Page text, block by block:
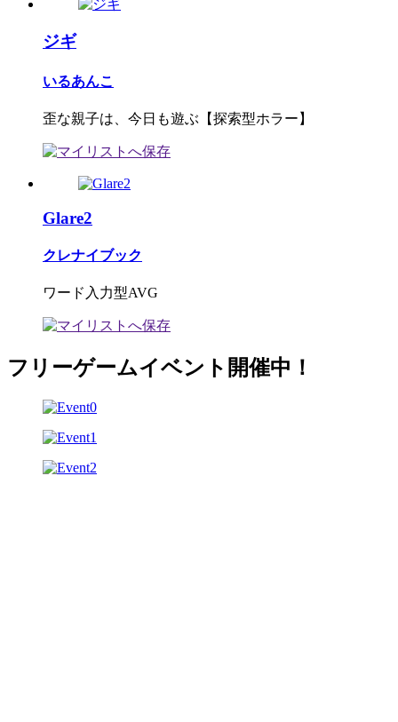
ジギ
いるあんこ
歪な親子は、今日も遊ぶ【探索型ホラー】
Glare2
クレナイブック
ワード入力型AVG
フリーゲームイベント開催中！